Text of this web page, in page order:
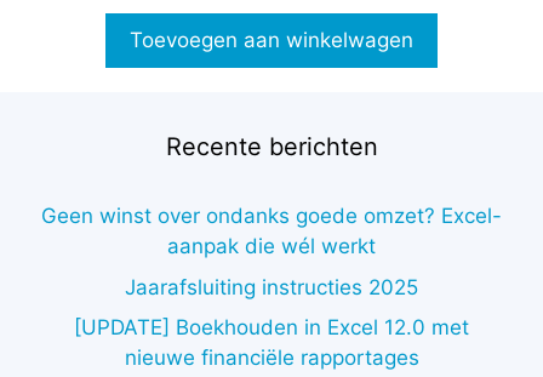
Toevoegen aan winkelwagen
Recente berichten
Geen winst over ondanks goede omzet? Excel-
aanpak die wél werkt
Jaarafsluiting instructies 2025
[UPDATE] Boekhouden in Excel 12.0 met
nieuwe financiële rapportages